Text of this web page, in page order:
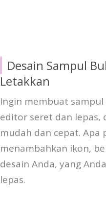
Desain Sampul
Letakkan
Ingin membuat
editor seret dan lepas,
mudah dan cepat.
menambahkan ikon,
desain Anda, yang
lepas.